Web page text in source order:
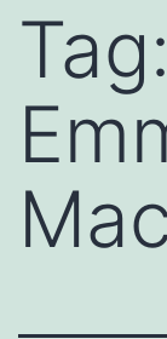
Tag: